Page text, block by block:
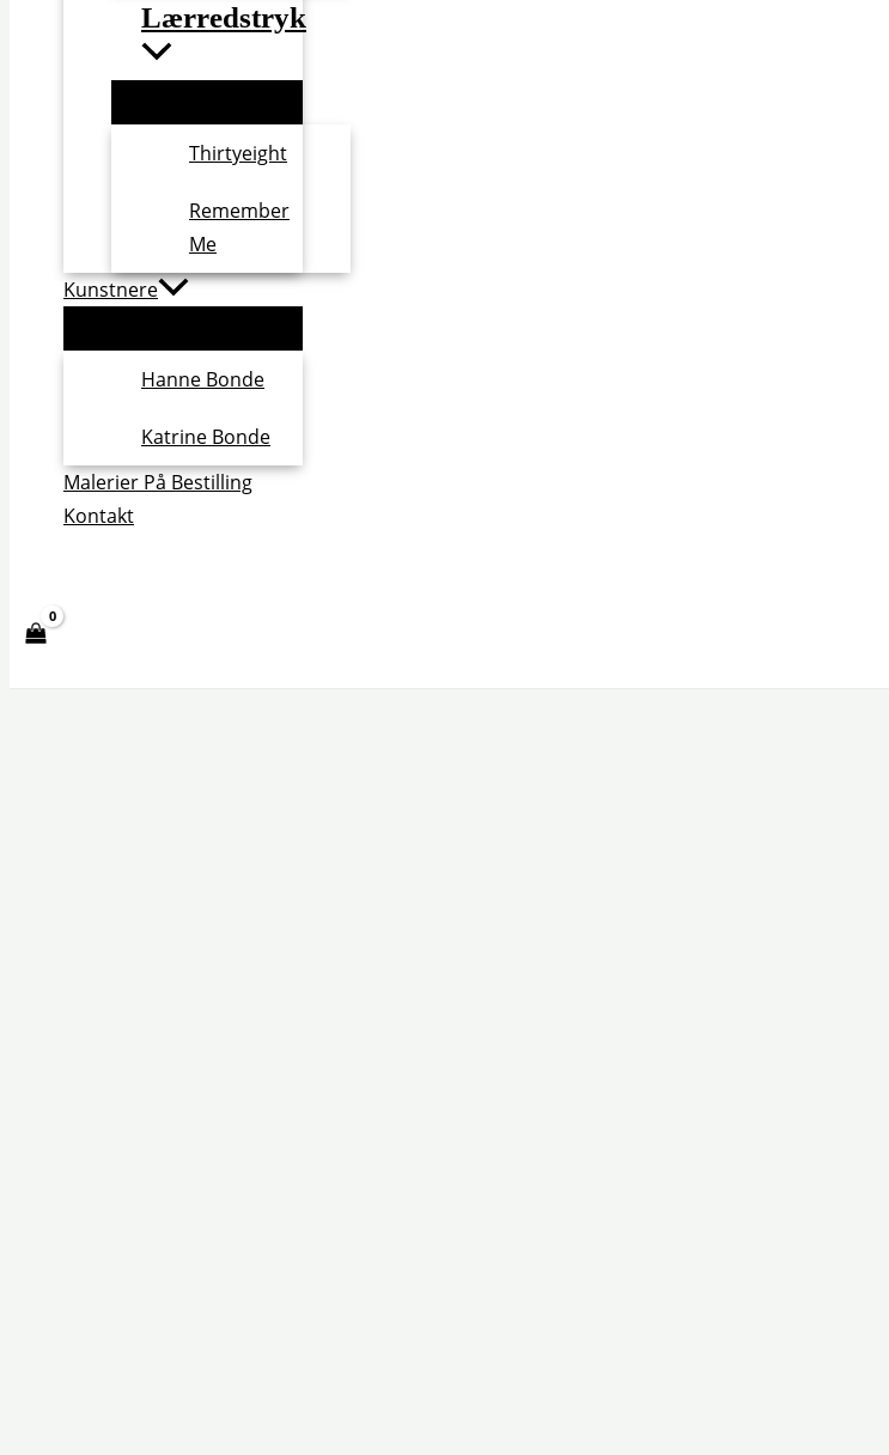
Lærredstryk
Thirtyeight
Remember
Me
Kunstnere
Hanne Bonde
Katrine Bonde
Malerier På Bestilling
Kontakt